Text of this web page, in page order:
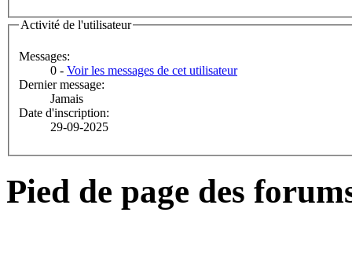
Activité de l'utilisateur
Messages:
0 - Voir les messages de cet utilisateur
Dernier message:
Jamais
Date d'inscription:
29-09-2025
Pied de page des